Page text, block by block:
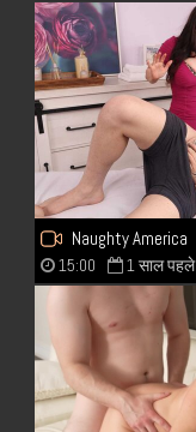
Naughty America
15:00 1 साल पहले